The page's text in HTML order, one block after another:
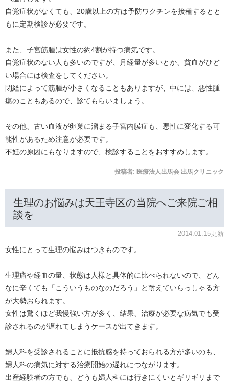
自覚症状がなくても、20歳以上の方は予防ワクチンを接種するとと
もに定期検診が必要です。
また、子宮筋腫は女性の約4割が持つ病気です。
自覚症状のない人も多いのですが、月経量が多いとか、貧血がひど
い場合には検査をしてください。
閉経によって筋腫が小さくなることもありますが、中には、悪性腫
瘍のこともあるので、診てもらいましょう。
その他、古い血液が卵巣に溜まる子宮内膜症も、悪性に変化する可
能性があるため注意が必要です。
不妊の原因にもなりますので、検診することをおすすめします。
投稿者: 医療法人出馬会 出馬クリニック
生理のお悩みは天王寺区の当院へご来院ご相
談を
2014.01.15更新
女性にとって生理の悩みはつきものです。
生理痛や経血の量、状態は人様と具体的に比べられないので、どん
なに辛くても「こういうものなのだろう」と耐えていらっしゃる方
が大勢おられます。
女性は驚くほど我慢強い方が多く、結果、治療が必要な病気でも受
診されるのが遅れてしまうケースが出てきます。
婦人科を受診されることに抵抗感を持っておられる方が多いのも、
婦人科の病気に対する治療開始の遅れにつながります。
出産経験者の方でも、どうも婦人科には行きにくいとギリギリまで